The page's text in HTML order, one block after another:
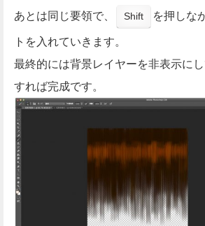
あとは同じ要領で、 Shift
を押しな
トを入れていきます。
最終的には背景レイヤーを非表示に
すれば完成です。